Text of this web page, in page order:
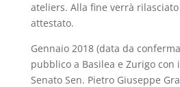
ateliers. Alla fine verrà
attestato.
Gennaio 2018 (data da
pubblico a Basilea e Zurigo con
Senato Sen. Pietro Giuseppe